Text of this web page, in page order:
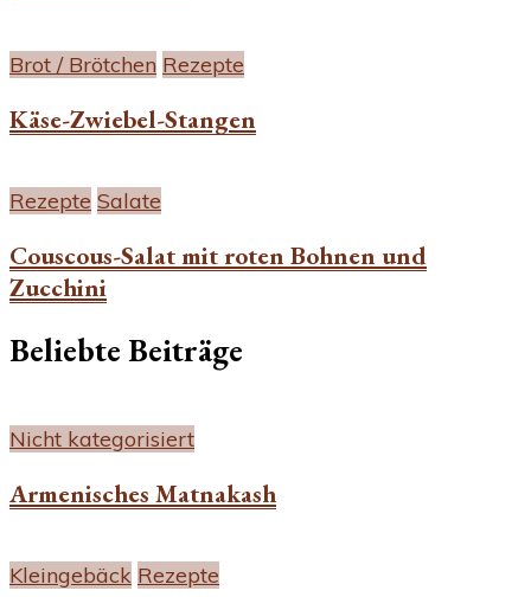
Brot / Brötchen Rezepte
Käse-Zwiebel-Stangen
Rezepte Salate
Couscous-Salat mit roten Bohnen und
Zucchini
Beliebte Beiträge
Nicht kategorisiert
Armenisches Matnakash
Kleingebäck Rezepte